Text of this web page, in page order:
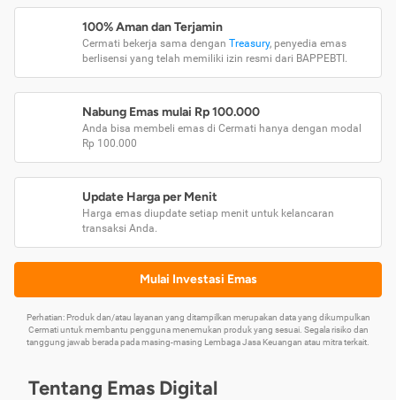
100% Aman dan Terjamin
Cermati bekerja sama dengan Treasury, penyedia emas
berlisensi yang telah memiliki izin resmi dari BAPPEBTI.
Nabung Emas mulai Rp 100.000
Anda bisa membeli emas di Cermati hanya dengan modal
Rp 100.000
Update Harga per Menit
Harga emas diupdate setiap menit untuk kelancaran
transaksi Anda.
Mulai Investasi Emas
Perhatian: Produk dan/atau layanan yang ditampilkan merupakan data yang dikumpulkan
Cermati untuk membantu pengguna menemukan produk yang sesuai. Segala risiko dan
tanggung jawab berada pada masing-masing Lembaga Jasa Keuangan atau mitra terkait.
Tentang Emas Digital